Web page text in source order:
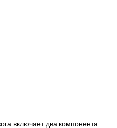
включает два компонента: